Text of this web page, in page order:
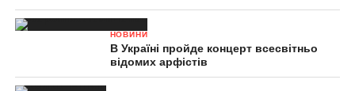
НОВИНИ
В Україні пройде концерт всесвітньо
відомих арфістів